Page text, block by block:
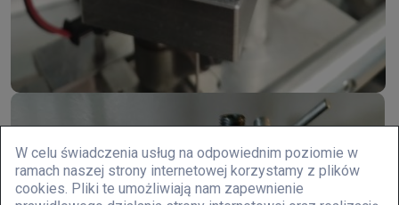
W celu świadczenia usług na odpowiednim poziomie w
ramach naszej strony internetowej korzystamy z plików
cookies. Pliki te umożliwiają nam zapewnienie